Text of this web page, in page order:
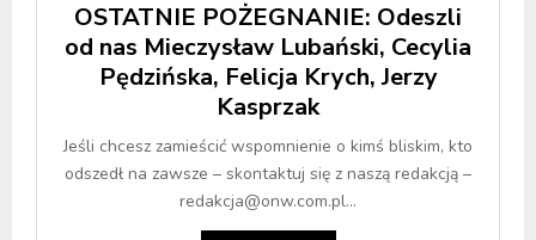
OSTATNIE POŻEGNANIE: Odeszli
od nas Mieczysław Lubański, Cecylia
Pędzińska, Felicja Krych, Jerzy
Kasprzak
Jeśli chcesz zamieścić wspomnienie o kimś bliskim, kto
odszedł na zawsze – skontaktuj się z naszą redakcją –
redakcja@onw.com.pl...